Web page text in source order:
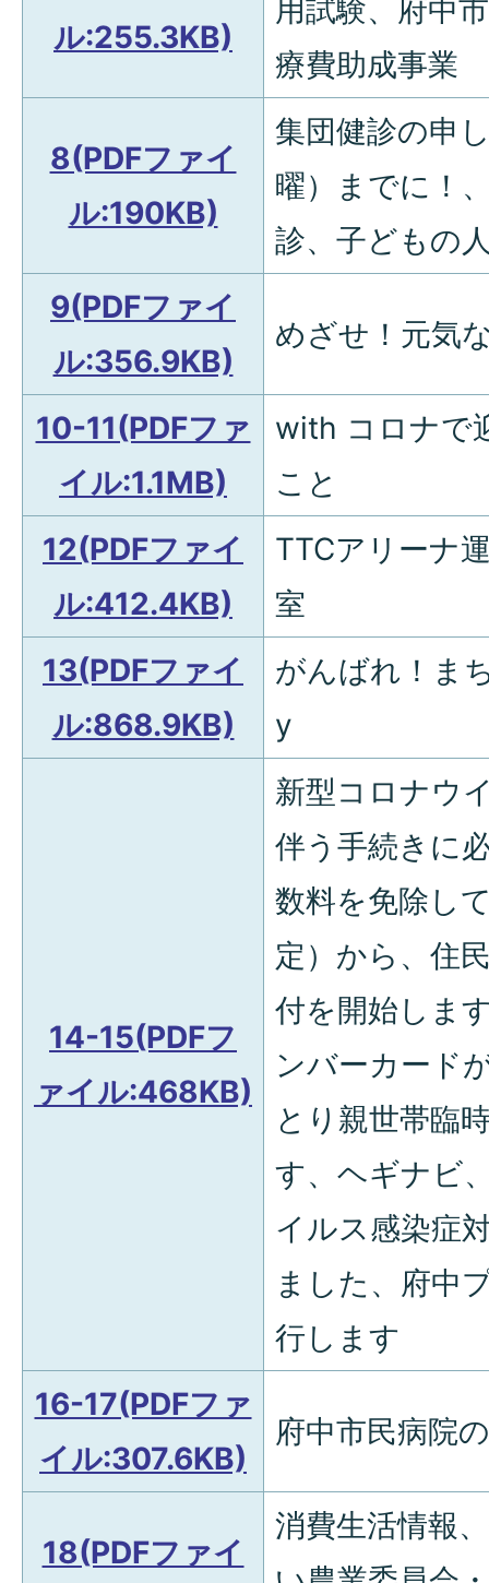
ル:255.3KB)
用試験、府中
療費助成事業
8(PDFファイ
ル:190KB)
集団健診の申
曜）までに！
診、子どもの
9(PDFファイ
ル:356.9KB)
めざせ！元気
10-11(PDFファ
イル:1.1MB)
with コロナで
こと
12(PDFファイ
ル:412.4KB)
TTCアリーナ
室
13(PDFファイ
ル:868.9KB)
がんばれ！ま
y
14-15(PDFフ
ァイル:468KB)
新型コロナウ
伴う手続きに
数料を免除し
定）から、住
付を開始しま
ンバーカード
とり親世帯臨
す、ヘギナビ
イルス感染症
ました、府中
行します
16-17(PDFファ
イル:307.6KB)
府中市民病院
18(PDFファイ
消費生活情報